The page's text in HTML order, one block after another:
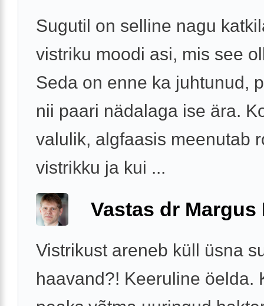
Sugutil on selline nagu
vistriku moodi asi, mis see
Seda on enne ka juhtunud,
nii paari nädalaga ise ära.
valulik, algfaasis meenutab
vistrikku ja kui ...
Vastas dr Margus
Vistrikust areneb küll üsna
haavand?! Keeruline öelda.